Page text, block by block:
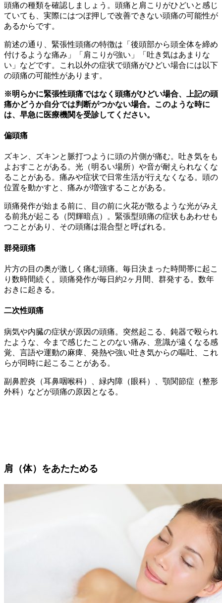
頭痛の種類を確認しましょう。頭痛と肩こりがひどいと感じ
ていても、実際にはつぼ押しで改善できない頭痛の可能性が
あるからです。
前述の通り、緊張性頭痛の特徴は「後頭部から頭全体を締め
付けるような痛み」「肩こりが強い」「吐き気はあまりな
い」などです。これ以外の症状で頭痛がひどい場合には以下
の頭痛の可能性があります。
※明らかに緊張性頭痛ではなく頭痛がひどい場合、上記の頭
痛かどうか自分では判断がつかない場合。このような時に
は、早急に医療機関を受診してください。
偏頭痛
ズキン、ズキンと脈打つように頭の片側が痛む。吐き気をも
よおすことがある。光（明るい場所）や音が耐えられなくな
ることがある。痛みや症状で日常生活が行えなくなる。頭の
位置を動かすと、痛みが増強することがある。
頭痛発作が始まる前に、目の前に火花が散るような光がみえ
る前兆が起こる（閃輝暗点）。緊張型頭痛の症状もあわせも
つことがあり、その頭痛は混合型と呼ばれる。
群発頭痛
片方の目の奥が激しく痛む頭痛。毎日決まった時間帯に起こ
り数時間続く。頭痛発作が毎日約2ヶ月間、群発する。数年
おきに起きる。
二次性頭痛
病気や内臓の症状が原因の頭痛。突然起こる、鈍器で殴られ
たような、今まで感じたことのない痛み、意識が遠くなる感
覚、言語や運動の麻痺、発熱や強い吐き気からの嘔吐、これ
らが同時に起こることがある。
副鼻腔炎（耳鼻咽喉科）、緑内障（眼科）、顎関節症（整形
外科）などが頭痛の原因となる。
肩（体）をあたためる